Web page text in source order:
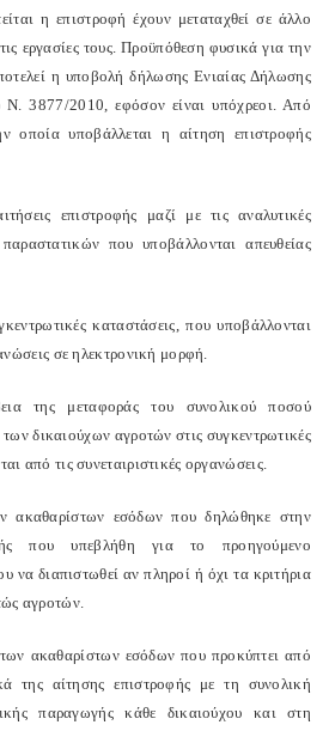
η επιστροφή έχουν μεταταχθεί σε άλλο
εργασίες τους. Προϋπόθεση φυσικά για την
η υποβολή δήλωσης Ενιαίας Δήλωσης
Ν. 3877/2010, εφόσον είναι υπόχρεοι. Από
οποία υποβάλλεται η αίτηση επιστροφής
επιστροφής μαζί με τις αναλυτικές
που υποβάλλονται απευθείας
καταστάσεις, που υποβάλλονται
σε ηλεκτρονική μορφή.
της μεταφοράς του συνολικού ποσού
των δικαιούχων αγροτών στις συγκεντρωτικές
από τις συνεταιριστικές οργανώσεις.
ακαθαρίστων εσόδων που δηλώθηκε στην
που υπεβλήθη για το προηγούμενο
να διαπιστωθεί αν πληροί ή όχι τα κριτήρια
αγροτών.
ακαθαρίστων εσόδων που προκύπτει από
της αίτησης επιστροφής με τη συνολική
παραγωγής κάθε δικαιούχου και στη